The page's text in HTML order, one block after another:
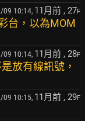
09 10:14, 11月前 , 27F
台，以為MOM
09 10:14, 11月前 , 28F
放有線訊號，
09 10:15, 11月前 , 29F